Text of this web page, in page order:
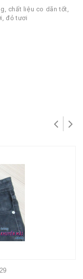
chất liệu co dãn tốt,
đỏ tươi